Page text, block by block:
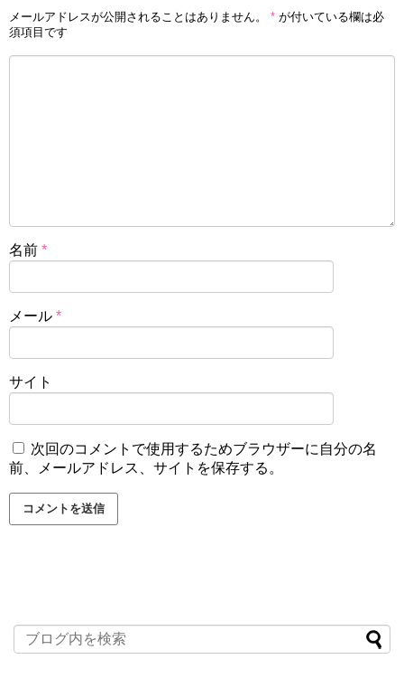
メールアドレスが公開されることはありません。 * が付いている欄は必
須項目です
名前 *
メール *
サイト
次回のコメントで使用するためブラウザーに自分の名
前、メールアドレス、サイトを保存する。